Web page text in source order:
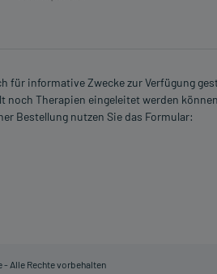
für informative Zwecke zur Verfügung
Therapien eingeleitet werden
Bestellung nutzen Sie das Formular:
- Alle Rechte vorbehalten